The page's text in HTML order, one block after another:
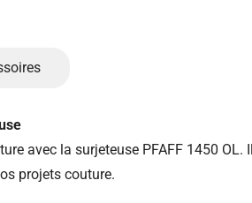
avec la surjeteuse PFAFF 1450
projets couture.